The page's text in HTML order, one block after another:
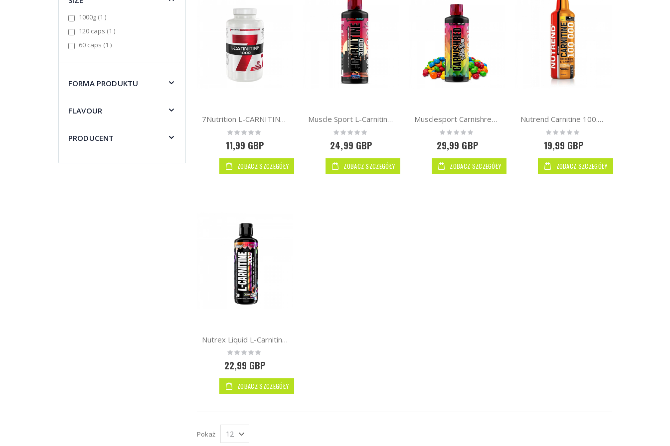
7Nutrition L-CARNITINE 1000 | Vege Caps
Rating:
0%
11,99 GBP
ZOBACZ SZCZEGÓŁY
Muscle Sport L-Carnitine 3000 Liquid | 30 servings
Rating:
0%
24,99 GBP
ZOBACZ SZCZEGÓŁY
Musclesport Carnishred + Mitoburn Liquid 470ml | Fat Burner
Rating:
0%
29,99 GBP
ZOBACZ SZCZEGÓŁY
Nutrend Carnitine 100.000 1l
Rating:
0%
19,99 GBP
ZOBACZ SZCZEGÓŁY
Nutrex Liquid L-Carnitine 3000 | 465 ml
Rating:
22,99 GBP
ZOBACZ SZCZEGÓŁY
Pokaż
1000g 1 item
120 caps 1 item
60 caps 1 item
FORMA PRODUKTU
FLAVOUR
PRODUCENT